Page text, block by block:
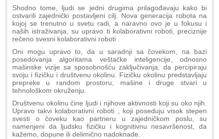
Shodno tome, ljudi se jedni drugima prilagođavaju kako bi
ostvarili zajednički postavljeni cilj. Nova generacija robota na
kojoj se trenutno u svetu radi, a naravno ovo je u fokusu i
naših istraživanja, su upravo ti kolaborativni roboti, preciznije
rečeno svesni kolaborativni roboti .
Oni mogu upravo to, da u saradnji sa čovekom, na bazi
posedovanja algoritama veštačke inteligencije, odnosno
mašinske vizije sa sposobnošću zaključivanja, da percipiraju
svoju i fizičku i društvenu okolinu. Fizičku okolinu predstavljaju
prepreke u random prostoru, mašine i druge stvari u
tehnološkom okruženju.
Društvenu okolinu čine ljudi i njihove aktivnosti koji su oko njih.
Upravo takvi kolaborativni roboti , koji poseduju visok stepen
svesti o čoveku kao partneru u zajedničkom poslu, su
namenjeni da ljudsku fizičku i kognitivnu nesavršenost, da
kažemo, dopune ili delimično nadoknade.